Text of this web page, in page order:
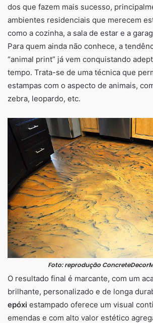
dos que fazem mais sucesso,
ambientes residenciais que merecem
como a cozinha, a sala de estar e a
Para quem ainda não conhece, a
“animal print” já vem conquistando
tempo. Trata-se de uma técnica que
estampas com o aspecto de animais,
zebra, leopardo, etc.
Foto: reprodução
O resultado final é marcante, com um
brilhante, personalizado e de longa
epóxi estampado oferece um visual
emendas e com alto valor estético